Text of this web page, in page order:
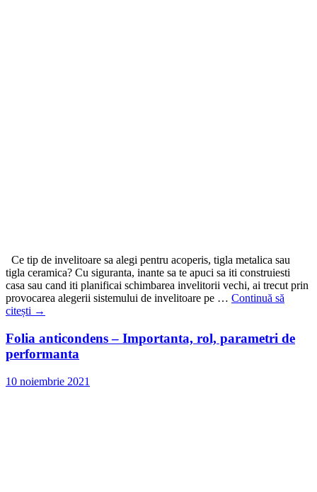
Ce tip de invelitoare sa alegi pentru acoperis, tigla metalica sau
tigla ceramica? Cu siguranta, inante sa te apuci sa iti construiesti
casa sau cand iti planificai schimbarea invelitorii vechi, ai trecut prin
provocarea alegerii sistemului de invelitoare pe … Continuă să
citești →
Folia anticondens – Importanta, rol, parametri de
performanta
10 noiembrie 2021